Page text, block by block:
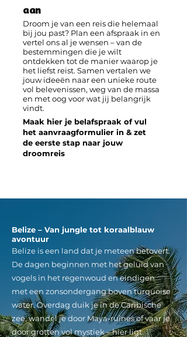
aan
​Droom je van een reis die helemaal
bij jou past? Plan een afspraak in en
vertel ons al je wensen – van de
bestemmingen die je wilt
ontdekken tot de manier waarop je
het liefst reist. Samen vertalen we
jouw ideeën naar een unieke route
vol belevenissen, weg van de massa
en met oog voor wat jij belangrijk
vindt.
Maak hier je belafspraak of vul
het aanvraagformulier in & zet
de eerste stap naar jouw
droomreis
Belize – Van jungle tot koraalblauw
avontuur
Belize is een land dat je meteen betovert.
De dagen beginnen met het geluid van
vogels in het regenwoud en eindigen
met een zonsondergang boven turquoise
water. Overdag duik je in de Caribische
zee, wandel je door Maya-ruïnes of vaar je
door grotten vol mystiek – hier ligt